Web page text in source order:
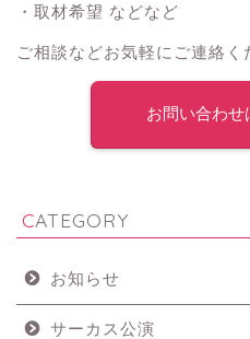
・取材希望 などなど
ご相談などお気軽にご連絡く
お問い合わせ
CATEGORY
お知らせ
サーカス公演